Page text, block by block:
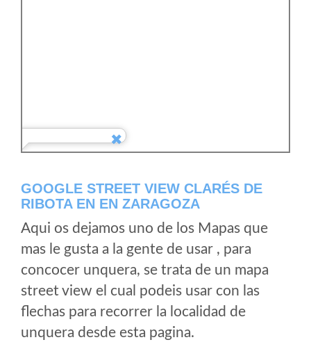
GOOGLE STREET VIEW CLARÉS DE
RIBOTA EN EN ZARAGOZA
Aqui os dejamos uno de los Mapas que
mas le gusta a la gente de usar , para
concocer unquera, se trata de un mapa
street view el cual podeis usar con las
flechas para recorrer la localidad de
unquera desde esta pagina.